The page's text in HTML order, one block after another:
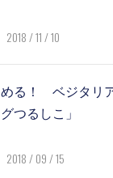
2018 / 11 / 10
る！ ベジタリ
つるしこ」
2018 / 09 / 15